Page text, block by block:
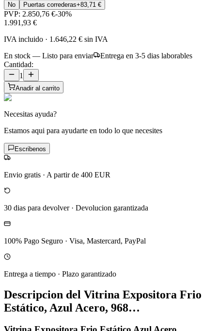
No Puertas correderas+83,71 €
PVP: 2.850,76 €-30%
1.991,93 €
IVA incluido · 1.646,22 € sin IVA
En stock — Listo para enviar
Entrega en 3-5 dias laborables
Cantidad:
1
Anadir al carrito
Necesitas ayuda?
Estamos aqui para ayudarte en todo lo que necesites
Escribenos
Envio gratis · A partir de 400 EUR
30 dias para devolver· Devolucion garantizada
100% Pago Seguro · Visa, Mastercard, PayPal
Entrega a tiempo · Plazo garantizado
Descripcion del Vitrina Expositora Frio
Estático, Azul Acero, 968…